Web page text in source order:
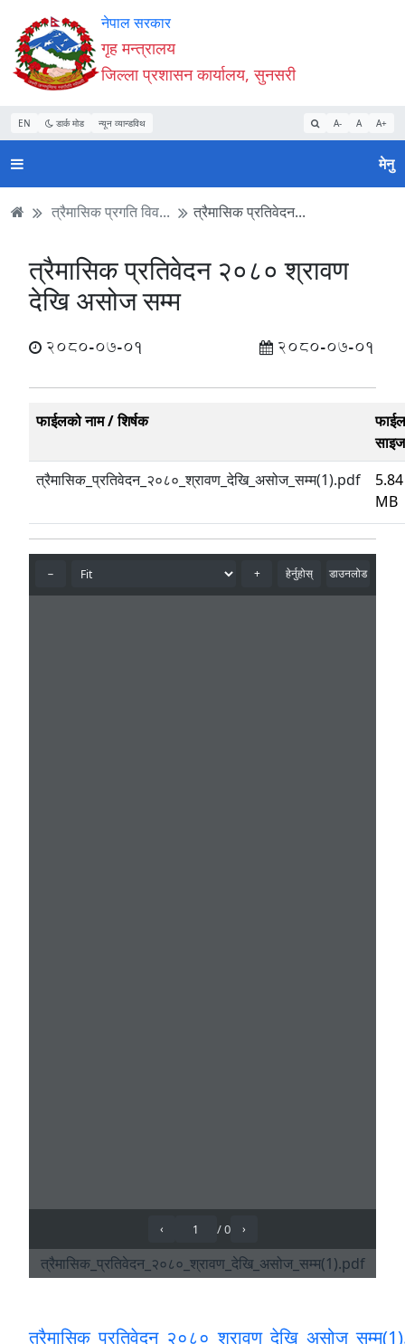
Accessibility
Mode
सुरु
गर्नुहोस्
सामाग्री
पढ्नुहाेस्
नेभिगेसन
पढ्नुहाेस्
वेबसाइट
खोजमा
जानुहोस्
नेपाल सरकार
गृह मन्त्रालय
जिल्ला प्रशासन कार्यालय, सुनसरी
EN डार्क मोड न्यून व्यान्डविथ A- A A+
मेनु
त्रैमासिक प्रगति विव... त्रैमासिक प्रतिवेदन...
त्रैमासिक प्रतिवेदन २०८० श्रावण
देखि असोज सम्म
2080-07-01 2080-07-01
फाईलको नाम / शिर्षक
साइज
त्रैमासिक_प्रतिवेदन_२०८०_श्रावण_देखि_असोज_सम्म(1).pdf
5.84
MB